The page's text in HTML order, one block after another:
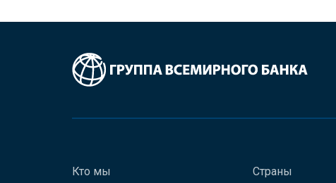
Кто мы Страны